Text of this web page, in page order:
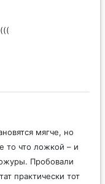
мягче, но
то что ложкой – и
Пробовали
практически тот